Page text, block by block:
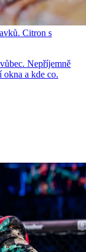
Citron s
Nepříjemně
a kde co.